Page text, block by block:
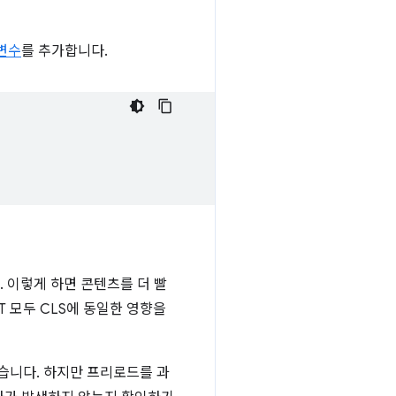
수를 추가합니다.
이렇게 하면 콘텐츠를 더 빨
모두 CLS에 동일한 영향을
니다. 하지만 프리로드를 과